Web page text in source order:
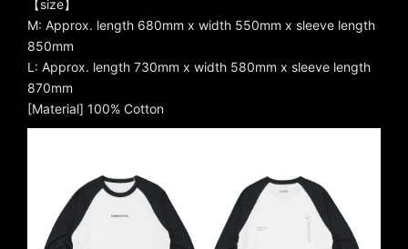
【size】
M: Approx. length 680mm x width 550mm x sleeve length
850mm
L: Approx. length 730mm x width 580mm x sleeve length
870mm
[Material] 100% Cotton